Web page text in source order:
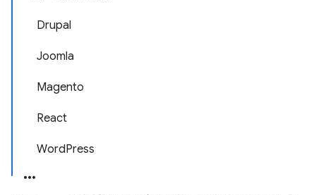
Drupal
Joomla
Magento
React
WordPress